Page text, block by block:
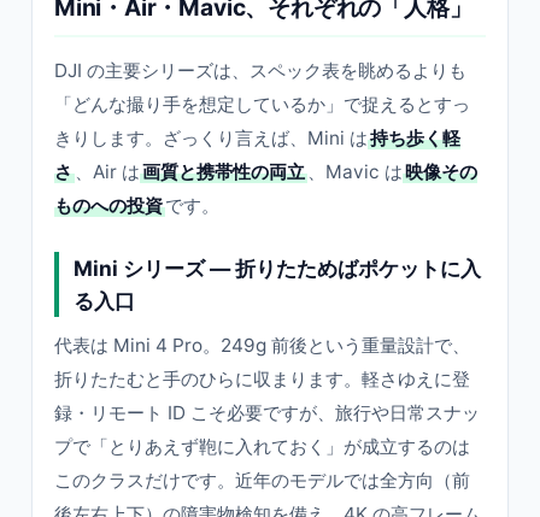
Mini・Air・Mavic、それぞれの「人格」
DJI の主要シリーズは、スペック表を眺めるよりも
「どんな撮り手を想定しているか」で捉えるとすっ
きりします。ざっくり言えば、Mini は持ち歩く軽
さ 、Air は画質と携帯性の両立 、Mavic は映像その
ものへの投資です。
Mini シリーズ — 折りたためばポケットに入
る入口
代表は Mini 4 Pro。249g 前後という重量設計で、
折りたたむと手のひらに収まります。軽さゆえに登
録・リモート ID こそ必要ですが、旅行や日常スナッ
プで「とりあえず鞄に入れておく」が成立するのは
このクラスだけです。近年のモデルでは全方向（前